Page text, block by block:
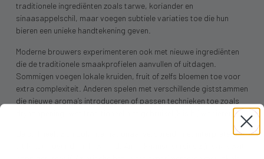
traditionele ingrediënten zoals tarwe, koriander en
sinaasappelschil, maar voegen subtiele variaties toe die hun
bieren een unieke handtekening geven.
Moderne brouwers experimenteren ook met nieuwe ingrediënten
die de traditionele smaakprofielen aanvullen of uitdagen.
Sommigen voegen lokale kruiden, fruit of zelfs bloemen toe voor
extra complexiteit. Anderen spelen met verschillende giststammen
die nieuwe aroma’s introduceren of passen technieken toe zoals
dryhoppening, wat traditioneel niet gebruikelijk is bij witbieren.
De stijl heeft zich ook internationaal verspreid, met interpretaties